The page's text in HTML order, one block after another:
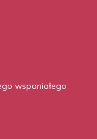
wspaniałego